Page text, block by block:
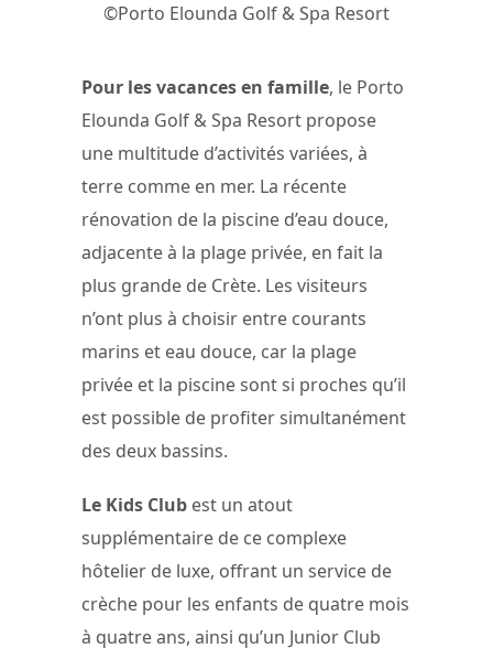
©Porto Elounda Golf & Spa Resort
Pour les vacances en famille, le Porto
Elounda Golf & Spa Resort propose
une multitude d’activités variées, à
terre comme en mer. La récente
rénovation de la piscine d’eau douce,
adjacente à la plage privée, en fait la
plus grande de Crète. Les visiteurs
n’ont plus à choisir entre courants
marins et eau douce, car la plage
privée et la piscine sont si proches qu’il
est possible de profiter simultanément
des deux bassins.
Le Kids Club est un atout
supplémentaire de ce complexe
hôtelier de luxe, offrant un service de
crèche pour les enfants de quatre mois
à quatre ans, ainsi qu’un Junior Club